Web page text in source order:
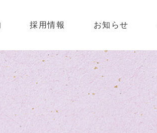
採用情報 お知らせ